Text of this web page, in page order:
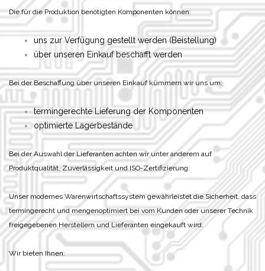
Die für die Produktion benötigten Komponenten können:
uns zur Verfügung gestellt werden (Beistellung)
über unseren Einkauf beschafft werden
Bei der Beschaffung über unseren Einkauf kümmern wir uns um:
termingerechte Lieferung der Komponenten
optimierte Lagerbestände
Bei der Auswahl der Lieferanten achten wir unter anderem auf
Produktqualität, Zuverlässigkeit und ISO-Zertifizierung.
Unser modernes Warenwirtschaftssystem gewährleistet die Sicherheit, dass
termingerecht und mengenoptimiert bei vom Kunden oder unserer Technik
freigegebenen Herstellern und Lieferanten eingekauft wird.
Wir bieten Ihnen: